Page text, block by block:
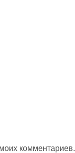
комментариев.